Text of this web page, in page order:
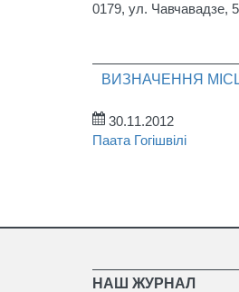
0179, ул. Чавчавадзе,
ВИЗНАЧЕННЯ
30.11.2012
Паата Гогішвілі
НАШ ЖУРНАЛ